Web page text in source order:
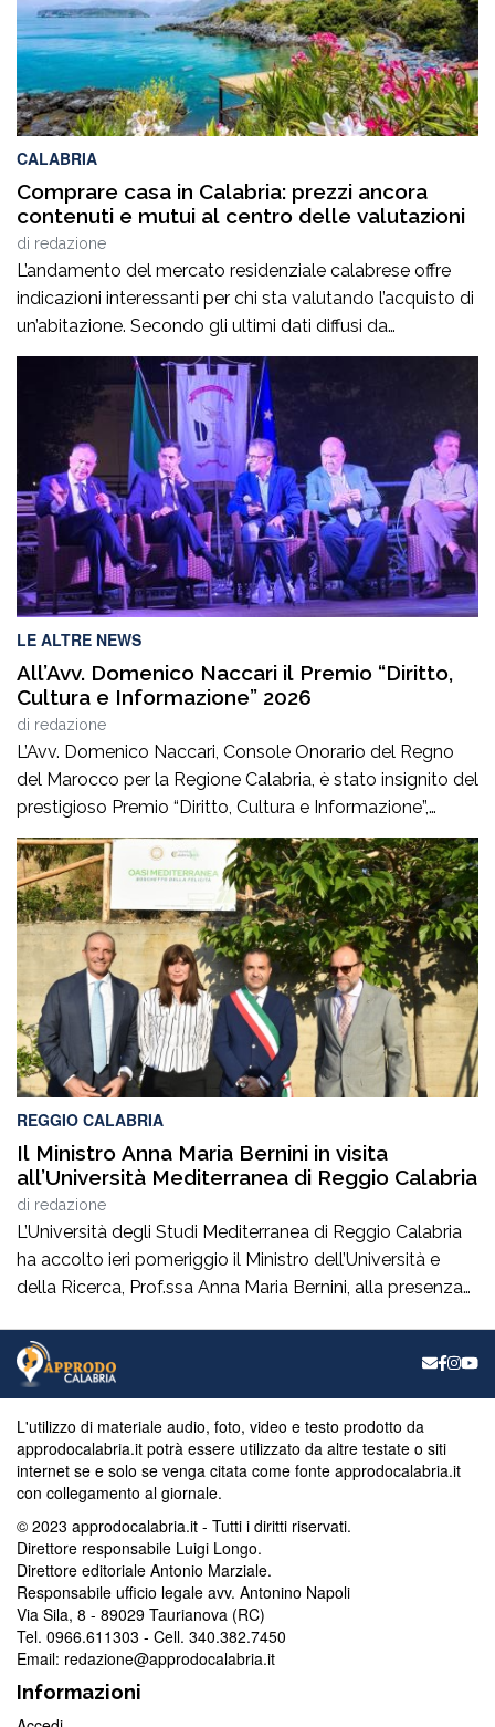
CALABRIA
Comprare casa in Calabria: prezzi ancora
contenuti e mutui al centro delle valutazioni
di redazione
L’andamento del mercato residenziale calabrese offre
indicazioni interessanti per chi sta valutando l’acquisto di
un’abitazione. Secondo gli ultimi dati diffusi da
Immobiliare.it, a giugno 2026 il prezzo medio richiesto
per gli immobili residenziali in Calabria si attesta intorno
ai 961 euro al metro quadrato, confermando valori tra i
più contenuti a livello nazionale. Per chi […]
LE ALTRE NEWS
All’Avv. Domenico Naccari il Premio “Diritto,
Cultura e Informazione” 2026
di redazione
L’Avv. Domenico Naccari, Console Onorario del Regno
del Marocco per la Regione Calabria, è stato insignito del
prestigioso Premio “Diritto, Cultura e Informazione”,
giunto alla IV edizione, promosso dal Consiglio
dell’Ordine degli Avvocati di Palmi, dall’AIGA –
Associazione Italiana Giovani Avvocati – Sezione di
Palmi e dall’ONDIF – Osservatorio Nazionale sul Diritto
di Famiglia – […]
REGGIO CALABRIA
Il Ministro Anna Maria Bernini in visita
all’Università Mediterranea di Reggio Calabria
di redazione
L’Università degli Studi Mediterranea di Reggio Calabria
ha accolto ieri pomeriggio il Ministro dell’Università e
della Ricerca, Prof.ssa Anna Maria Bernini, alla presenza
arrivo, il Ministro ha inaugurato un nuovo spazio verde
denominato “Oasi Mediterranea”, realizzato dall’Unità
Verde e Decoro di Ateneo con l’ausilio delle maestranze
[…]
L'utilizzo di materiale audio, foto, video e testo prodotto da
approdocalabria.it potrà essere utilizzato da altre testate o siti
internet se e solo se venga citata come fonte approdocalabria.it
con collegamento al giornale.
© 2023 approdocalabria.it - Tutti i diritti riservati.
Direttore responsabile Luigi Longo.
Direttore editoriale Antonio Marziale.
Responsabile ufficio legale avv. Antonino Napoli
Via Sila, 8 - 89029 Taurianova (RC)
Tel. 0966.611303 - Cell. 340.382.7450
Email: redazione@approdocalabria.it
Informazioni